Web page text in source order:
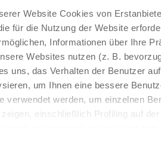
Website Cookies von
für die Nutzung der Website
Informationen über Ihre
Websites nutzen (z. B.
uns, das Verhalten der Benutzer
um Ihnen eine bessere
verwendet werden, um einzelnen
einschließlich Profiling auf
Cookies zu verwenden, indem
Reisekataloge
Kreuzfahrten und